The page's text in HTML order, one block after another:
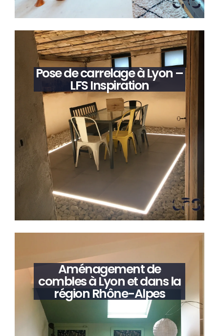
Pose de carrelage à Lyon –
LFS Inspiration
Aménagement de
combles à Lyon et dans la
région Rhône-Alpes